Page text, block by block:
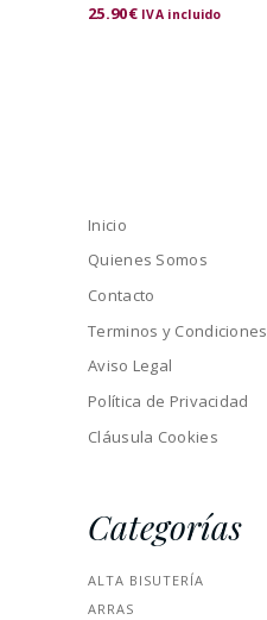
25.90€ IVA incluido
Inicio
Quienes Somos
Contacto
Terminos y Condiciones
Aviso Legal
Política de Privacidad
Cláusula Cookies
Categorías
ALTA BISUTERÍA
ARRAS